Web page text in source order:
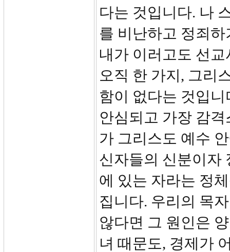
다는 것입니다. 나
를 비난하고 정죄
내가 이러고도 선
오직 한 가지, 그리
함이 없다는 것입
안심되고 가장 감
가 그리스도 예수
신자들의 신분이자
에 있는 자라는 정
집니다. 우리의 목
않다면 그 원인은
녀 때문도, 경제가